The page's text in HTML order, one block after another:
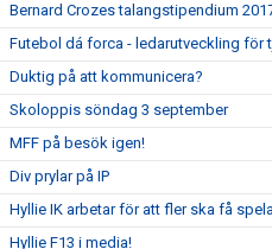
Bernard Crozes talangstipendium
Futebol dá forca - ledarutveckling för
Duktig på att kommunicera?
Skoloppis söndag 3 september
MFF på besök igen!
Div prylar på IP
Hyllie IK arbetar för att fler ska få
Hyllie F13 i media!